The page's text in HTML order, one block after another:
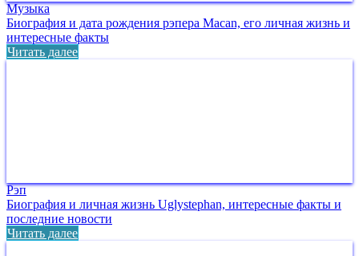
Музыка
Биография и дата рождения рэпера Macan, его личная жизнь и
интересные факты
Читать далее
Рэп
Биография и личная жизнь Uglystephan, интересные факты и
последние новости
Читать далее